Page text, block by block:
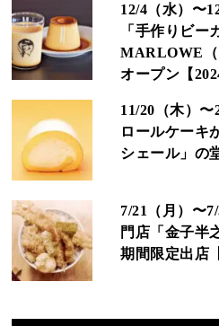
12/4（水）〜
「手作りビー
MARLOWE（
オープン【
11/20（木）
ロールケーキ
シェール」の
7/21（月）〜
門店「金子半
期間限定出店